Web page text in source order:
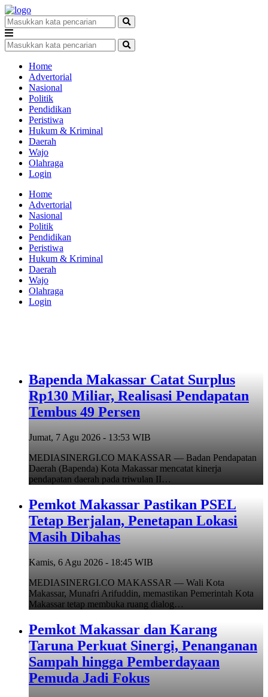
Home
Advertorial
Nasional
Politik
Pendidikan
Peristiwa
Hukum & Kriminal
Daerah
Wajo
Olahraga
Login
Home
Advertorial
Nasional
Politik
Pendidikan
Peristiwa
Hukum & Kriminal
Daerah
Wajo
Olahraga
Login
Bapenda Makassar Catat Surplus
Rp130 Miliar, Realisasi Pendapatan
Tembus 49 Persen
Jumat, 7 Agu 2026 - 13:53 WIB
MEDIASINERGI.CO MAKASSAR — Badan Pendapatan
Daerah (Bapenda) Kota Makassar mencatat kinerja
pendapatan daerah pada triwulan II…
Pemkot Makassar Pastikan PSEL
Tetap Berjalan, Penetapan Lokasi
Masih Dibahas
Kamis, 6 Agu 2026 - 18:45 WIB
MEDIASINERGI.CO MAKASSAR — Wali Kota
Makassar, Munafri Arifuddin, memastikan Pemerintah Kota
Makassar tetap membuka ruang dialog…
Pemkot Makassar dan Karang
Taruna Perkuat Sinergi, Penanganan
Sampah hingga Pemberdayaan
Pemuda Jadi Fokus